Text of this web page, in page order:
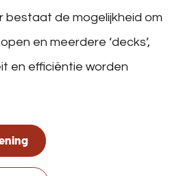
bestaat de mogelijkheid om
en meerdere ‘decks’,
en efficiëntie worden